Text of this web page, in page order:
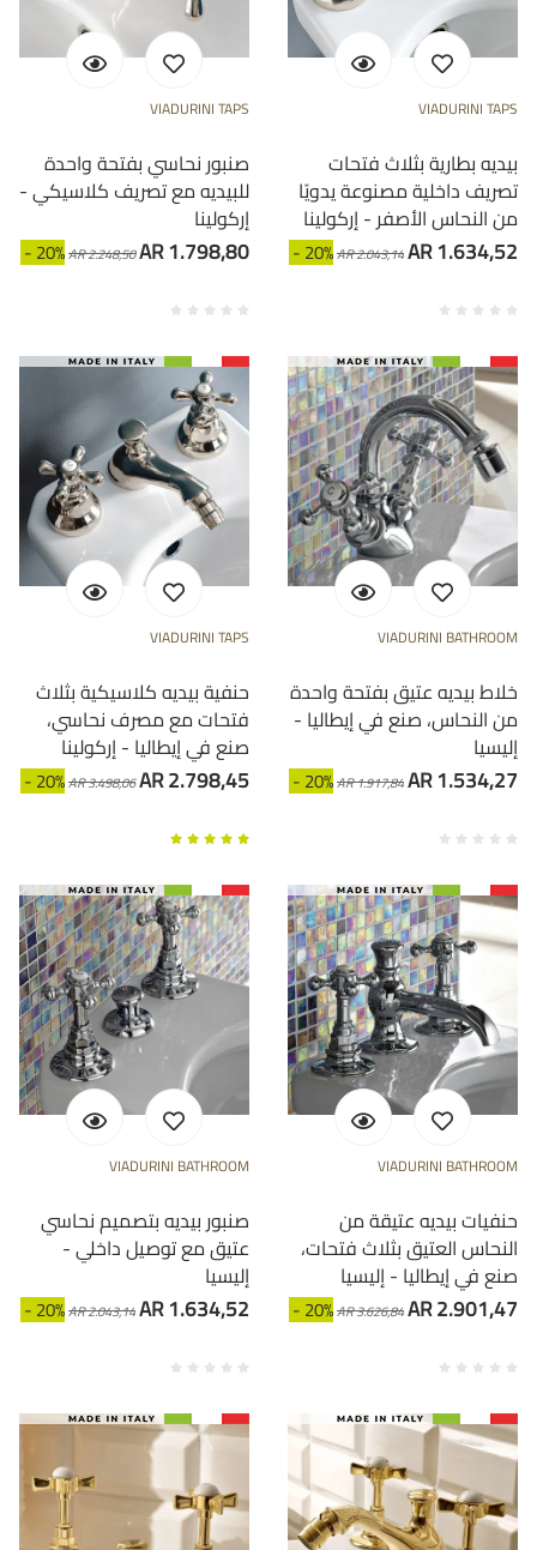
VIADURINI TAPS
صنبور نحاسي بفتحة واحدة
للبيديه مع تصريف كلاسيكي -
إركولينا
- 20%AR 2.248,50AR 1.798,80
VIADURINI TAPS
بيديه بطارية بثلاث فتحات
تصريف داخلية مصنوعة يدويًا
من النحاس الأصفر - إركولينا
- 20%AR 2.043,14AR 1.634,52
VIADURINI TAPS
حنفية بيديه كلاسيكية بثلاث
فتحات مع مصرف نحاسي،
صنع في إيطاليا - إركولينا
- 20%AR 3.498,06AR 2.798,45
VIADURINI BATHROOM
خلاط بيديه عتيق بفتحة واحدة
من النحاس، صنع في إيطاليا -
إليسيا
- 20%AR 1.917,84AR 1.534,27
VIADURINI BATHROOM
صنبور بيديه بتصميم نحاسي
عتيق مع توصيل داخلي -
إليسيا
- 20%AR 2.043,14AR 1.634,52
VIADURINI BATHROOM
حنفيات بيديه عتيقة من
النحاس العتيق بثلاث فتحات،
صنع في إيطاليا - إليسيا
- 20%AR 3.626,84AR 2.901,47